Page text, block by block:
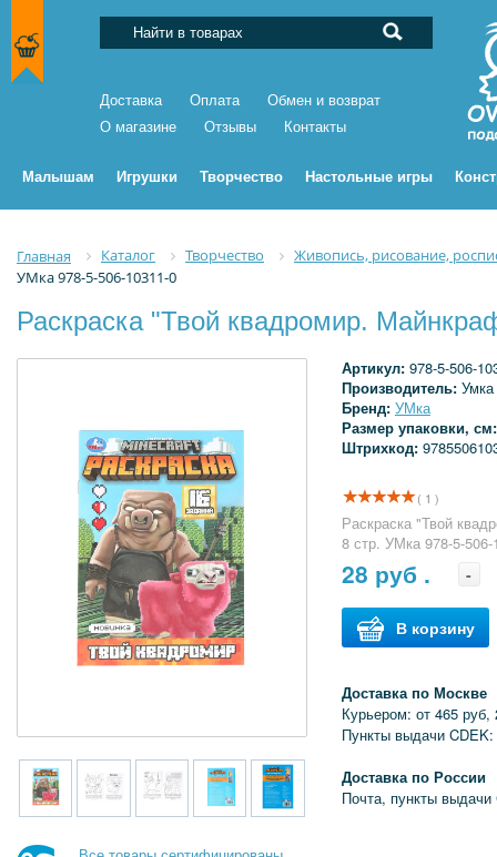
Доставка Оплата
Обмен и возврат
О магазине
Отзывы Контакты
Малышам Игрушки Творчество Настольные игры
Главная Каталог Творчество
Живопись, рисование,
УМка 978-5-506-10311-0
Раскраска "Твой квадромир.
Артикул: 978-5-506-
Производитель: Умка
Бренд: УМка
Размер упаковки,
Штрихкод:
( 1 )
Раскраска "Твой
8 стр. УМка 978-5-506-
28 руб . -
В корзину
Доставка по Москве
Курьером: от 465 руб,
Пункты выдачи
Доставка по России
Почта, пункты выдачи